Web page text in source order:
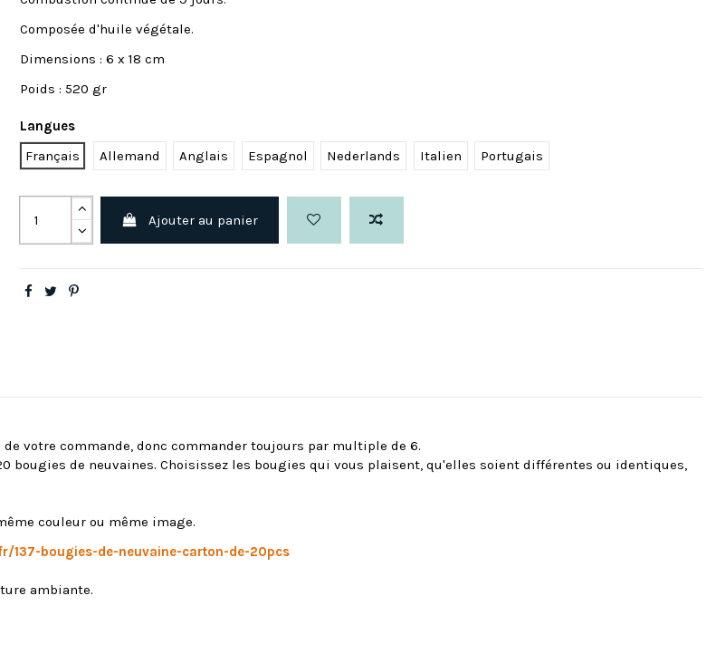
Composée d'huile végétale.
Dimensions : 6 x 18 cm
Poids : 520 gr
Langues
Français
Allemand Anglais Espagnol Nederlands Italien Portugais
Ajouter au panier
votre commande, donc commander toujours par multiple de 6.
bougies de neuvaines. Choisissez les bougies qui vous plaisent, qu'elles soient différentes ou identiques,
couleur ou même image.
bougies-de-neuvaine-carton-de-20pcs
ambiante.